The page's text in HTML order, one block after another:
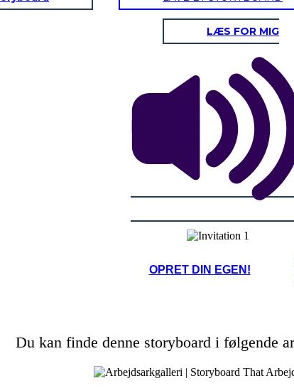
LÆS FOR MIG
OPRET DIN EGEN!
Du kan finde denne storyboard i følgende